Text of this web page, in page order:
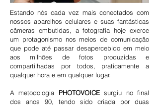
Estando nós cada vez mais conectados com
nossos aparelhos celulares e suas fantásticas
câmeras embutidas, a fotografia hoje exerce
um protagonismo nos meios de comunicação
que pode até passar desapercebido em meio
aos milhões de fotos produzidas e
compartilhadas por todos, praticamente a
qualquer hora e em qualquer lugar.
A metodologia PHOTOVOICEsurgiu no final
dos anos 90, tendo sido criada por duas